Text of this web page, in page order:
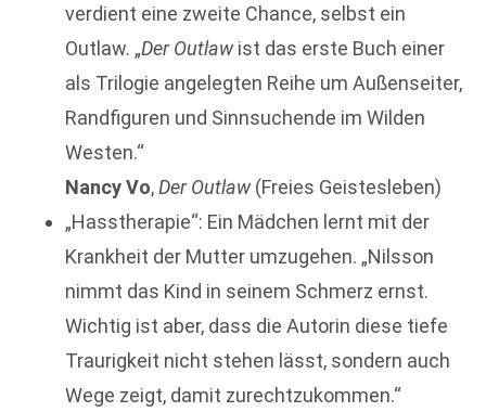
verdient eine zweite Chance, selbst ein
Outlaw. „Der Outlawist das erste Buch einer
als Trilogie angelegten Reihe um Außenseiter,
Randfiguren und Sinnsuchende im Wilden
Westen.“
Nancy Vo,Der Outlaw(Freies Geistesleben)
„Hasstherapie“: Ein Mädchen lernt mit der
Krankheit der Mutter umzugehen. „Nilsson
nimmt das Kind in seinem Schmerz ernst.
Wichtig ist aber, dass die Autorin diese tiefe
Traurigkeit nicht stehen lässt, sondern auch
Wege zeigt, damit zurechtzukommen.“